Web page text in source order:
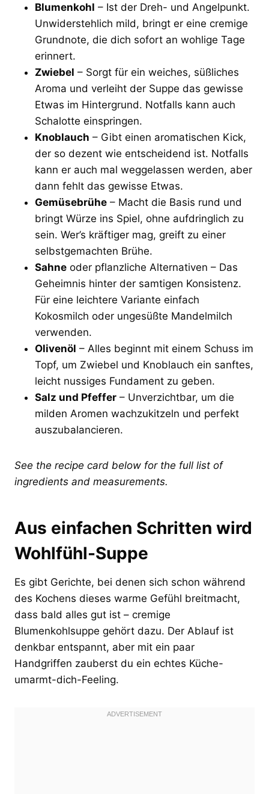
Blumenkohl – Ist der Dreh- und Angelpunkt.
Unwiderstehlich mild, bringt er eine cremige
Grundnote, die dich sofort an wohlige Tage
erinnert.
Zwiebel – Sorgt für ein weiches, süßliches
Aroma und verleiht der Suppe das gewisse
Etwas im Hintergrund. Notfalls kann auch
Schalotte einspringen.
Knoblauch – Gibt einen aromatischen Kick,
der so dezent wie entscheidend ist. Notfalls
kann er auch mal weggelassen werden, aber
dann fehlt das gewisse Etwas.
Gemüsebrühe – Macht die Basis rund und
bringt Würze ins Spiel, ohne aufdringlich zu
sein. Wer’s kräftiger mag, greift zu einer
selbstgemachten Brühe.
Sahne oder pflanzliche Alternativen – Das
Geheimnis hinter der samtigen Konsistenz.
Für eine leichtere Variante einfach
Kokosmilch oder ungesüßte Mandelmilch
verwenden.
Olivenöl – Alles beginnt mit einem Schuss im
Topf, um Zwiebel und Knoblauch ein sanftes,
leicht nussiges Fundament zu geben.
Salz und Pfeffer – Unverzichtbar, um die
milden Aromen wachzukitzeln und perfekt
auszubalancieren.
See the recipe card below for the full list of
ingredients and measurements.
Aus einfachen Schritten wird
Wohlfühl-Suppe
Es gibt Gerichte, bei denen sich schon während
des Kochens dieses warme Gefühl breitmacht,
dass bald alles gut ist – cremige
Blumenkohlsuppe gehört dazu. Der Ablauf ist
denkbar entspannt, aber mit ein paar
Handgriffen zauberst du ein echtes Küche-
umarmt-dich-Feeling.